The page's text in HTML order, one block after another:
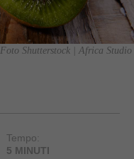
Foto Shutterstock | Africa Studio
Tempo:
5 MINUTI